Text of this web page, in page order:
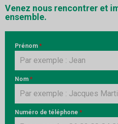
Venez nous rencontrer et
ensemble.
Prénom *
Nom *
Numéro de téléphone *